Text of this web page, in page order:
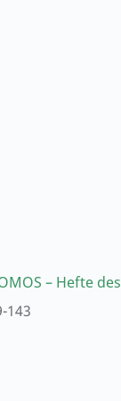
– Hefte des
143